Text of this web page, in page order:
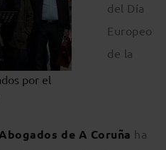
por el
del Día
Europeo
de la
de A Coruña ha